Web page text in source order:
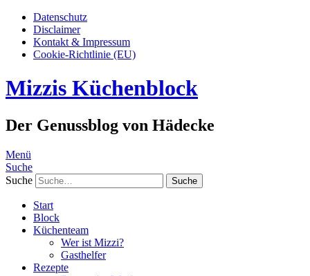
Datenschutz
Disclaimer
Kontakt & Impressum
Cookie-Richtlinie (EU)
Mizzis Küchenblock
Der Genussblog von Hädecke
Menü
Suche
Suche
Start
Block
Küchenteam
Wer ist Mizzi?
Gasthelfer
Rezepte